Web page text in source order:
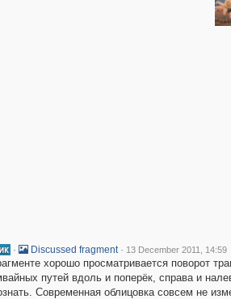
· Discussed fragment · 13 December 2011, 14:59
хорошо просматривается поворот
путей вдоль и поперёк, справа и
Современная облицовка совсем не